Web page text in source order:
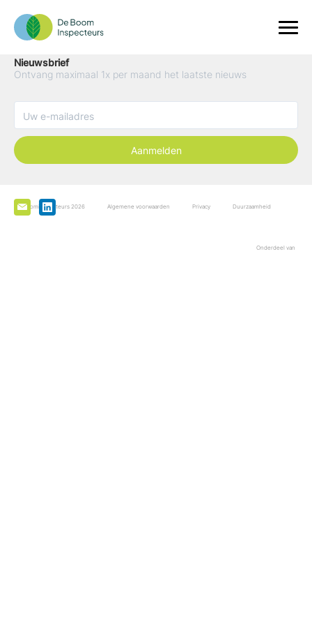
Nieuwsbrief
Ontvang maximaal 1x per maand het laatste nieuws
Aanmelden
De Boominspecteurs 2026 Algemene voorwaarden Privacy Duurzaamheid
Onderdeel van